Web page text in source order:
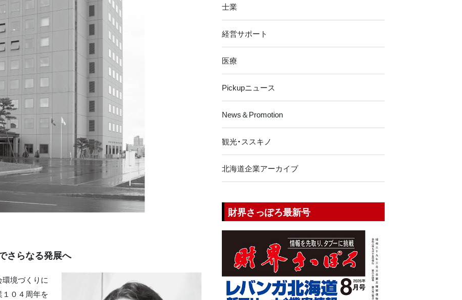
さらなる発展へ
環境づくりに
１０４周年を
士業
経営サポート
医療
Pickupニュース
News＆Promotion
観光・ススキノ
北海道企業アーカイブ
財界さっぽろ最新号